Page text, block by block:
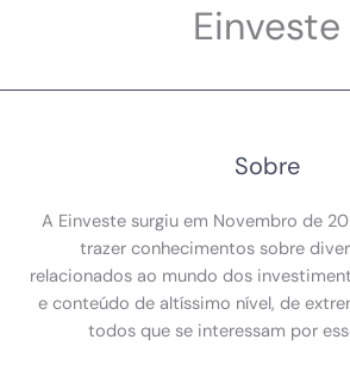
Einveste
Sobre
A Einveste surgiu em Novembro de
trazer conhecimentos sobre
relacionados ao mundo dos
e conteúdo de altíssimo nível, de
todos que se interessam por